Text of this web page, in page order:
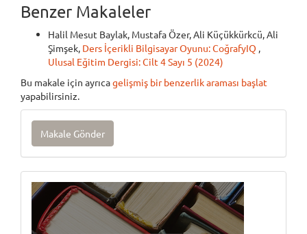
Benzer Makaleler
Halil Mesut Baylak, Mustafa Özer, Ali Küçükkürkcü, Ali
Şimşek, Ders İçerikli Bilgisayar Oyunu: CoğrafyIQ ,
Ulusal Eğitim Dergisi: Cilt 4 Sayı 5 (2024)
Bu makale için ayrıcagelişmiş bir benzerlik araması başlat
yapabilirsiniz.
Makale
Gönder
Makale Gönder
Onlinebasım